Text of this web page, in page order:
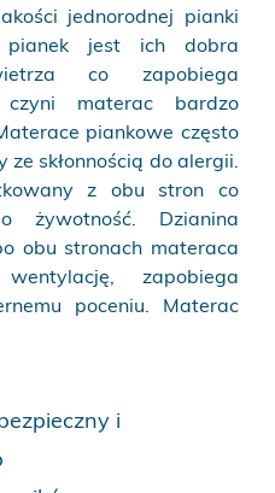
jednorodnej pianki
pianek jest ich dobra
co zapobiega
materac bardzo
piankowe często
skłonnością do alergii.
z obu stron co
żywotność. Dzianina
obu stronach materaca
zapobiega
poceniu. Materac
i